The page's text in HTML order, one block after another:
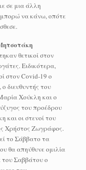
σε μια άλλη
να κάνω, οπότε
θετικοί στον
Ειδικότερα,
στον Covid-19 ο
διευθυντής του
Χούκλη και ο
του προέδρου
οι στενοί του
Χρήστος Ζωγράφος.
το Σάββατο τα
θα απηύθυνε ομιλία
του Σαββάτου ο